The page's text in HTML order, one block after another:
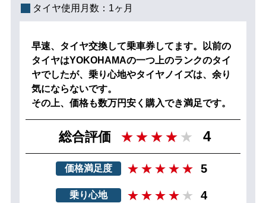
タイヤ使用月数： 1ヶ月
早速、タイヤ交換して乗車券してます。以前の
タイヤはYOKOHAMAの一つ上のランクのタイ
ヤでしたが、乗り心地やタイヤノイズは、余り
気にならないです。
その上、価格も数万円安く購入でき満足です。
総合評価 4
価格満足度 5
乗り心地 4